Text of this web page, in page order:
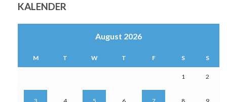
KALENDER
August 2026
M T W T F S S
1 2